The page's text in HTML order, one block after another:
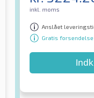
inkl. moms
Anslået
Gratis forsendelse